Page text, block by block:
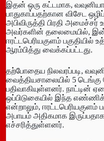
​இதன் ஒரு கட்டமாக,
பாதுகாப்பதற்கான விசேட
அபிவிருத்தி பிரதி அமைச்சர்
அவர்களின் தலைமையில்,
ஈரட்டபெரியகுளம் பகுதியில்
ஆரம்பித்து வைக்கப்பட்டது.
​தற்போதைய நிலவரப்படி,
வைத்தியசாலையில் 5 டெங்கு
பதிவாகியுள்ளனர். நாட்டின்
ஒப்பிடுகையில் இந்த
என்றாலும், ஈரட்டபெரியகுளம்
அபாயம் அதிகமாக இருப்பதாக
எச்சரித்துள்ளனர்.